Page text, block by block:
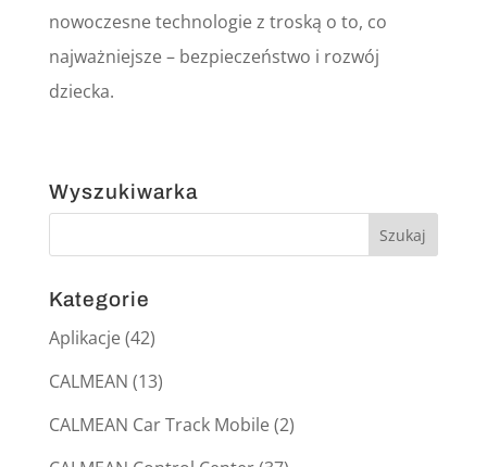
nowoczesne technologie z troską o to, co
najważniejsze – bezpieczeństwo i rozwój
dziecka.
Wyszukiwarka
Kategorie
Aplikacje(42)
CALMEAN (13)
CALMEAN Car Track Mobile(2)